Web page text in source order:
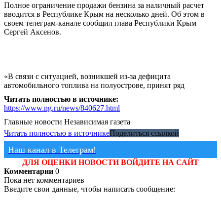
Полное ограничение продажи бензина за наличный расчет
вводится в Республике Крым на несколько дней. Об этом в
своем телеграм-канале сообщил глава Республики Крым
Сергей Аксенов.
«В связи с ситуацией, возникшей из-за дефицита
автомобильного топлива на полуострове, принят ряд
Читать полностью в источнике:
https://www.ng.ru/news/840627.html
Главные новости Независимая газета
Читать полностью в источникеПоделиться ссылкой
Наш канал в Телеграм!
ДЛЯ ОЦЕНКИ НОВОСТИ ВОЙДИТЕ НА САЙТ
Комментарии 0
Пока нет комментариев
Введите свои данные, чтобы написать сообщение: